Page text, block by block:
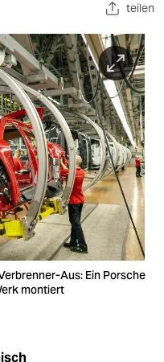
teilen
Aus: Ein Porsche
montiert